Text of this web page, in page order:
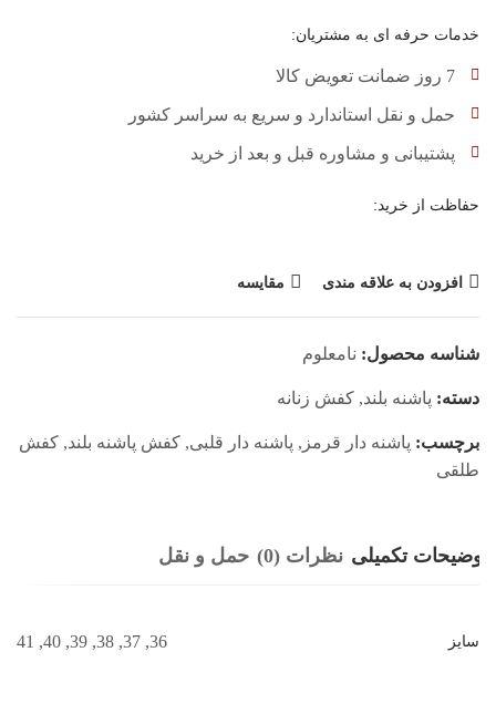
خدمات حرفه ای به مشتریان:
7 روز ضمانت تعویض کالا
حمل و نقل استاندارد و سریع به سراسر کشور
پشتیبانی و مشاوره قبل و بعد از خرید
حفاظت از خرید:
افزودن به علاقه مندی مقایسه
شناسه محصول: نامعلوم
دسته: پاشنه بلند, کفش زنانه
برچسب: پاشنه دار قرمز , پاشنه دار قلبی, کفش پاشنه بلند, کفش
طلقی
توضیحات تکمیلی نظرات (0) حمل و نقل
سایز 36, 37, 38, 39, 40, 41